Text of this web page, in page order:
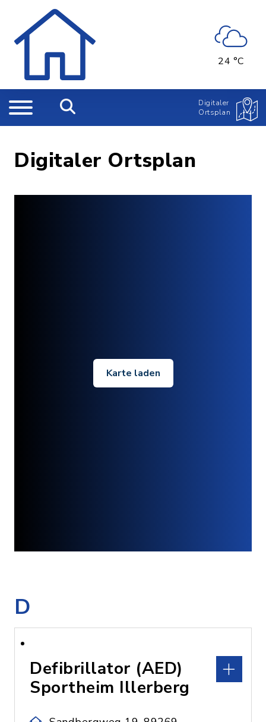
24 °C
Digitaler
Ortsplan
Digitaler Ortsplan
Karte laden
D
Defibrillator (AED)
Sportheim Illerberg